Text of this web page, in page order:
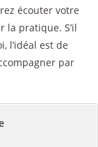
écouter votre
la pratique. S’il
l’idéal est de
par